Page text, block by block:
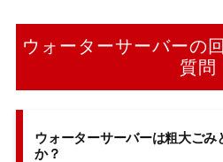
ウォーターサーバーの
質問
ウォーターサーバーは粗大ごみ
か？